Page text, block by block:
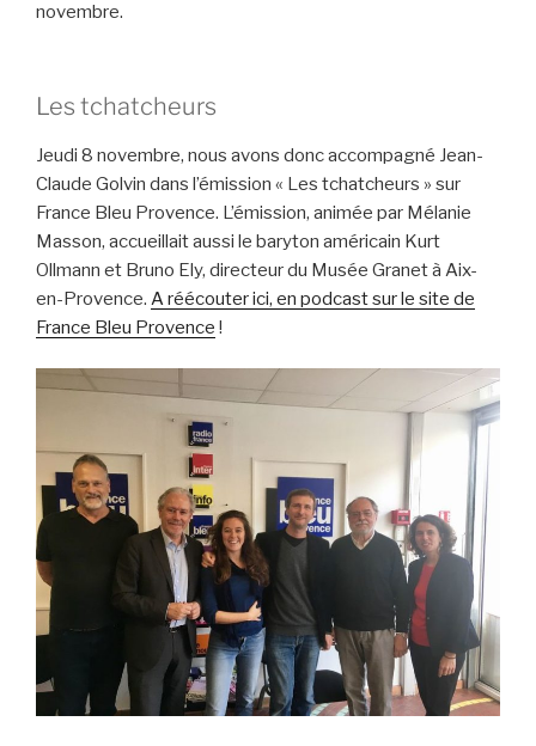
novembre.
Les tchatcheurs
Jeudi 8 novembre, nous avons donc accompagné Jean-
Claude Golvin dans l’émission « Les tchatcheurs » sur
France Bleu Provence. L’émission, animée par Mélanie
Masson, accueillait aussi le baryton américain Kurt
Ollmann et Bruno Ely, directeur du Musée Granet à Aix-
en-Provence. A réécouter ici, en podcast sur le site de
France Bleu Provence !